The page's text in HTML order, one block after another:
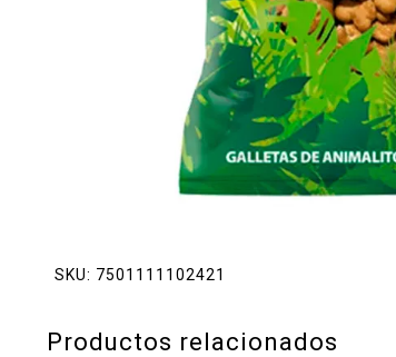
SKU: 7501111102421
Productos relacionados